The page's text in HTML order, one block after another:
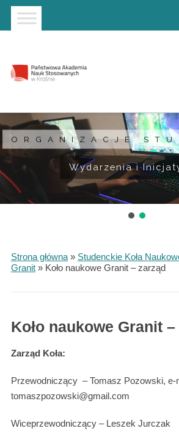
Strona główna
Przejdź do wyszukiwarki
Przejdź do menu głównego
ORGANIZACJE
Wydarzenia i
ORGANIZACJE
Wydarzenia i
Strona główna» Studenckie Koła
Granit» Koło naukowe Granit – zarząd
Koło naukowe Granit
Zarząd Koła:
Przewodniczący – Tomasz Pozowski, e-
tomaszpozowski@gmail.com
Wiceprzewodniczący – Leszek Jurczak